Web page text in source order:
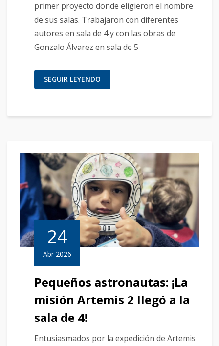
primer proyecto donde eligieron el nombre
de sus salas. Trabajaron con diferentes
autores en sala de 4 y con las obras de
Gonzalo Álvarez en sala de 5
SEGUIR LEYENDO
24
Abr 2026
Pequeños astronautas: ¡La
misión Artemis 2 llegó a la
sala de 4!
Entusiasmados por la expedición de Artemis